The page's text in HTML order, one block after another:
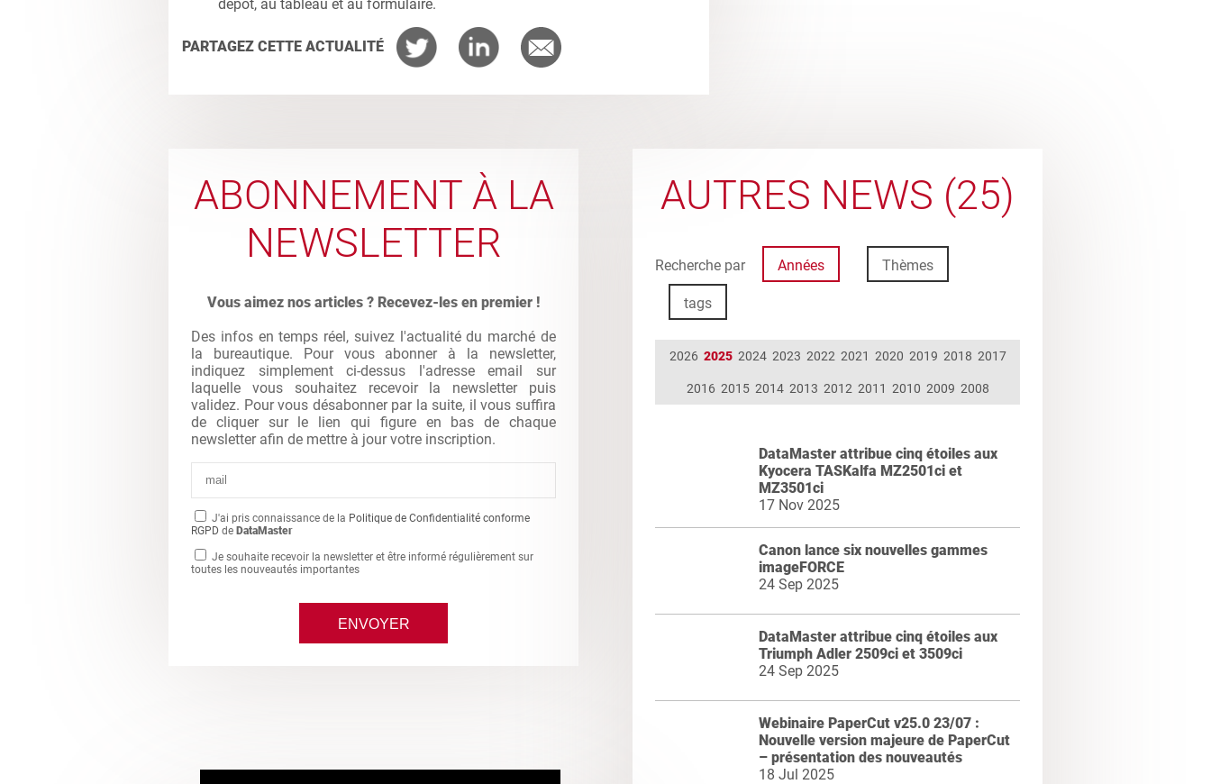
dépôt, au tableau et au formulaire.
PARTAGEZ CETTE ACTUALITÉ
ABONNEMENT À LA
NEWSLETTER
Vous aimez nos articles ? Recevez-les en premier !
Des infos en temps réel, suivez l'actualité du marché de
la bureautique. Pour vous abonner à la newsletter,
indiquez simplement ci-dessus l'adresse email sur
laquelle vous souhaitez recevoir la newsletter puis
validez. Pour vous désabonner par la suite, il vous suffira
de cliquer sur le lien qui figure en bas de chaque
newsletter afin de mettre à jour votre inscription.
J'ai pris connaissance de la Politique de Confidentialité conforme
RGPD de DataMaster
Je souhaite recevoir la newsletter et être informé régulièrement sur
toutes les nouveautés importantes
AUTRES NEWS (25)
Recherche par Années Thèmes
tags
2026 2025 2024 2023 2022 2021 2020 2019 2018 2017
2016 2015 2014 2013 2012 2011 2010 2009 2008
DataMaster attribue cinq étoiles aux
Kyocera TASKalfa MZ2501ci et
MZ3501ci
17 Nov 2025
Canon lance six nouvelles gammes
imageFORCE
24 Sep 2025
DataMaster attribue cinq étoiles aux
Triumph Adler 2509ci et 3509ci
24 Sep 2025
Webinaire PaperCut v25.0 23/07 :
Nouvelle version majeure de PaperCut
– présentation des nouveautés
18 Jul 2025